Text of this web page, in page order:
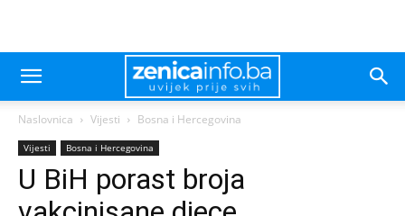
Naslovnica Vijesti Bosna i Hercegovina
Vijesti Bosna i Hercegovina
U BiH porast broja